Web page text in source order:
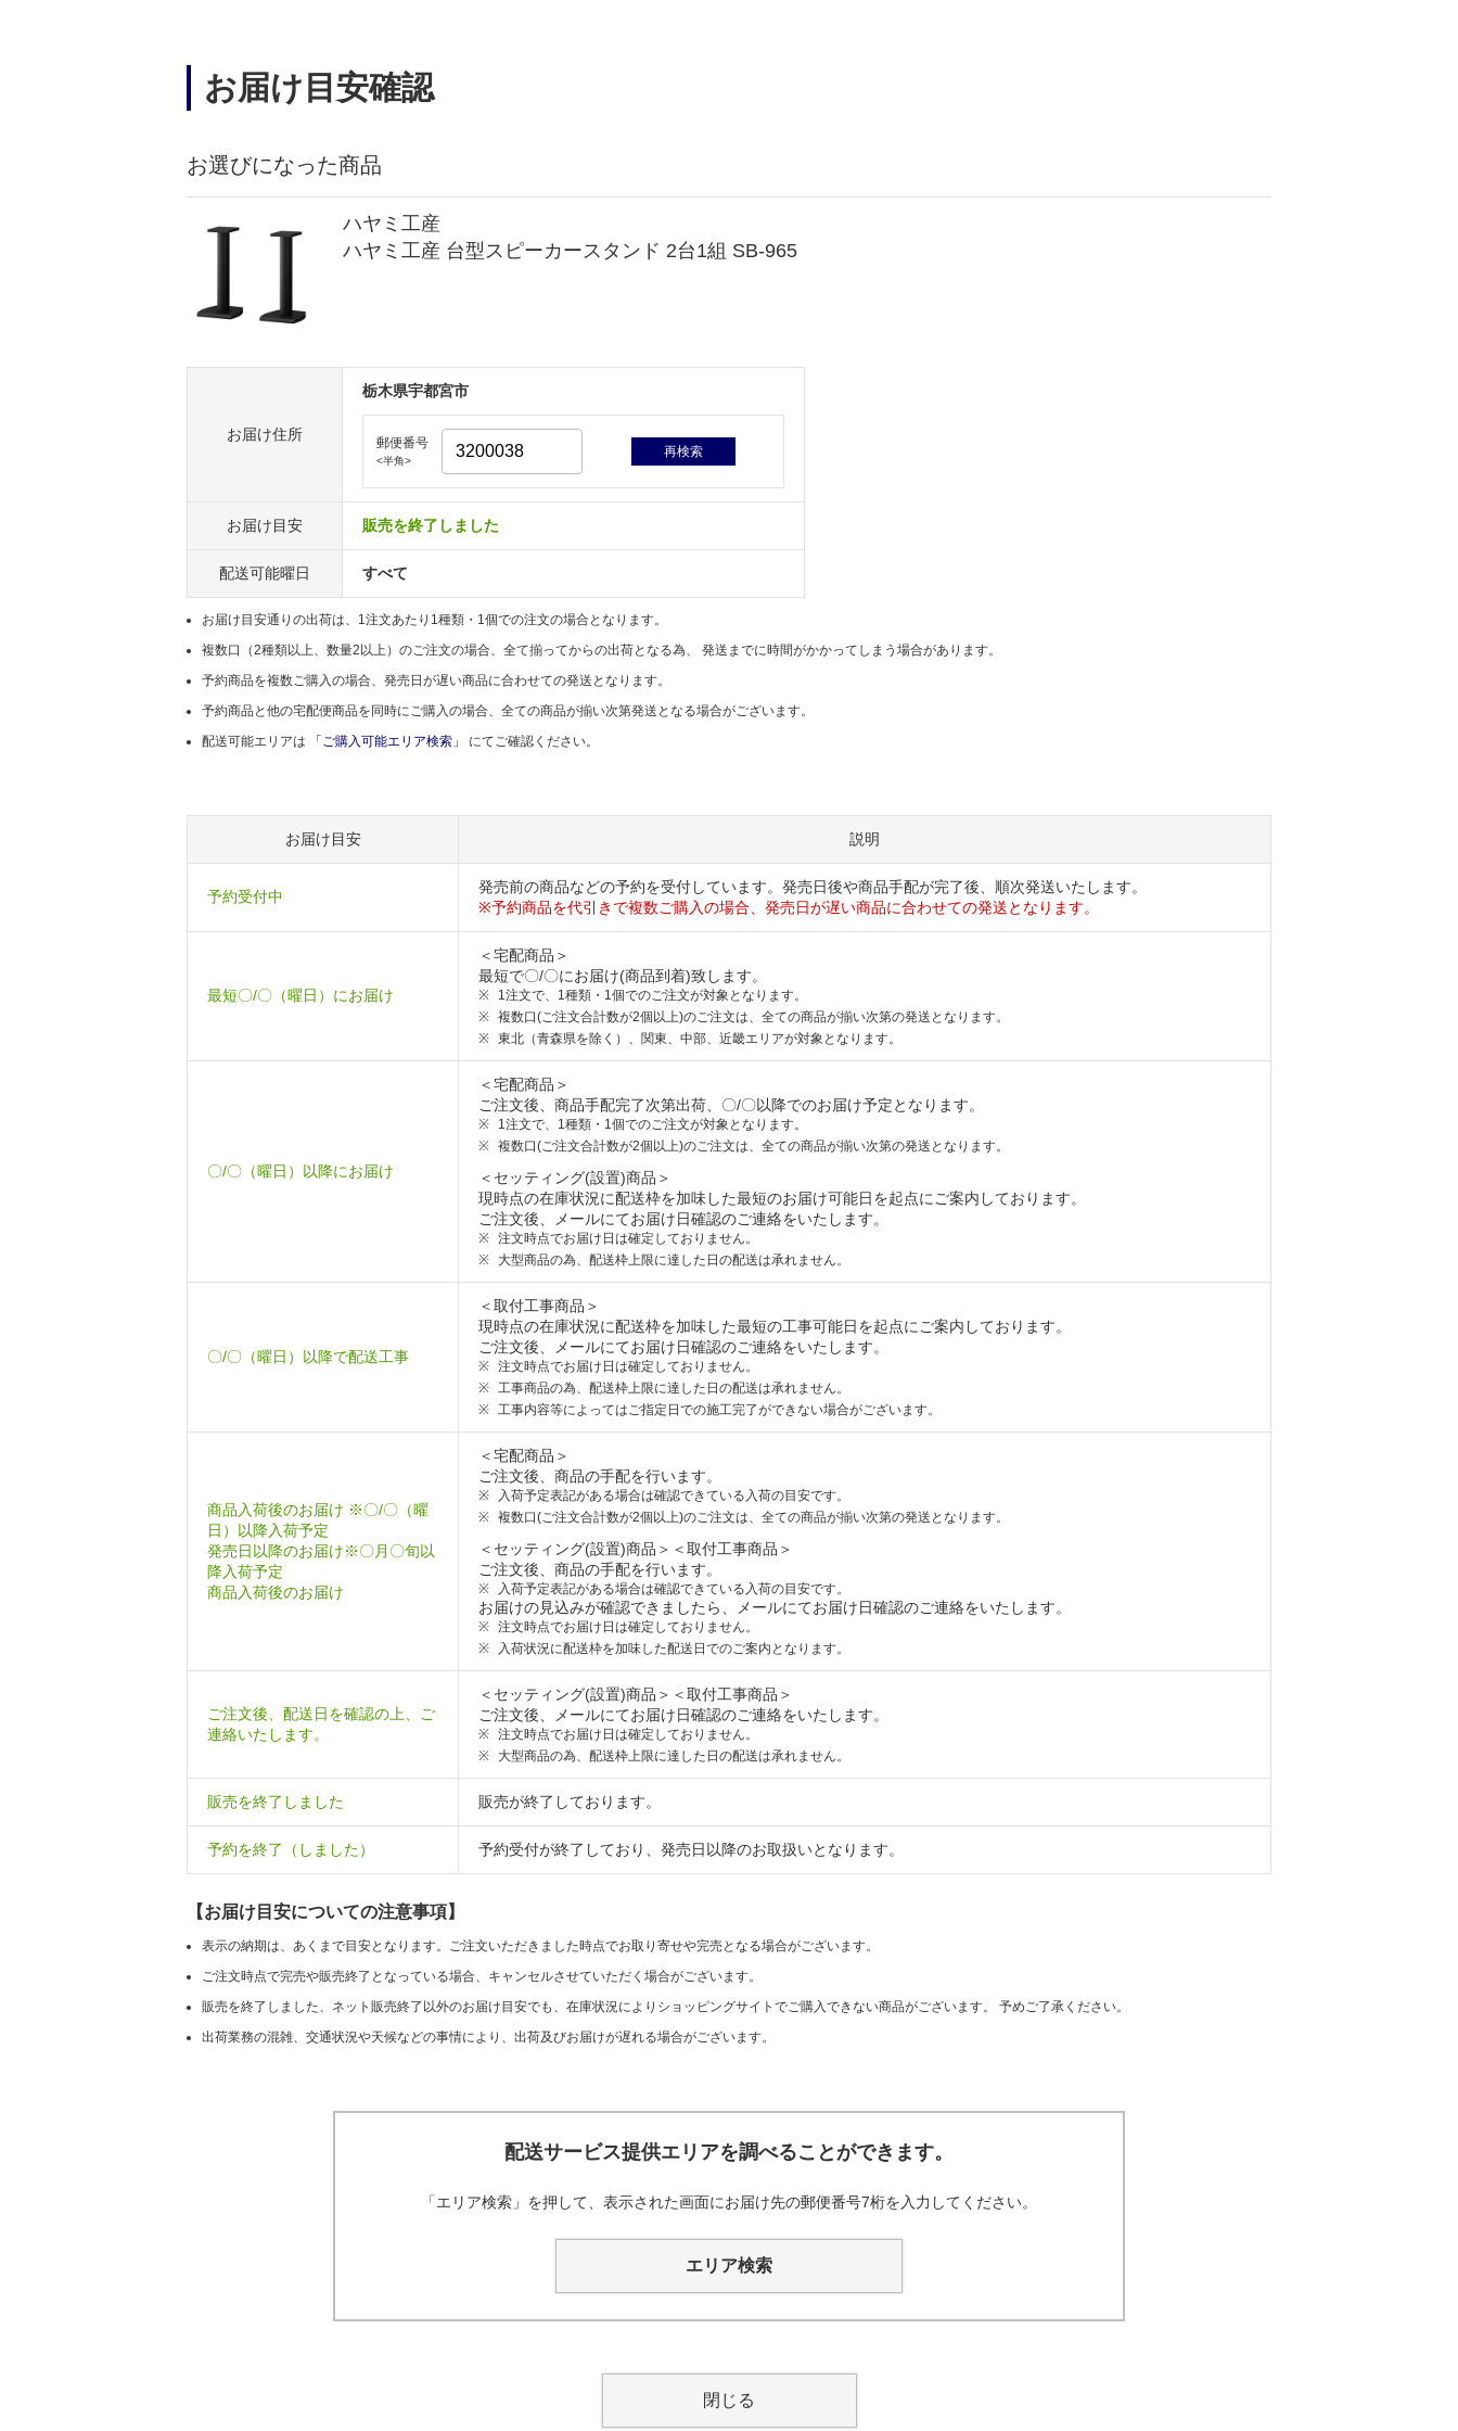
お届け目安確認
お選びになった商品
ハヤミ工産
ハヤミ工産 台型スピーカースタンド 2台1組 SB-965
お届け住所
栃木県宇都宮市
郵便番号
<半角>
再検索
お届け目安 販売を終了しました
配送可能曜日 すべて
お届け目安通りの出荷は、1注文あたり1種類・1個での注文の場合となります。
複数口（2種類以上、数量2以上）のご注文の場合、全て揃ってからの出荷となる為、 発送までに時間がかかってしまう場合があります。
予約商品を複数ご購入の場合、発売日が遅い商品に合わせての発送となります。
予約商品と他の宅配便商品を同時にご購入の場合、全ての商品が揃い次第発送となる場合がございます。
配送可能エリアは
「ご購入可能エリア検索」 にてご確認ください。
お届け目安 説明
予約受付中
発売前の商品などの予約を受付しています。発売日後や商品手配が完了後、順次発送いたします。
※予約商品を代引きで複数ご購入の場合、発売日が遅い商品に合わせての発送となります。
最短〇/〇（曜日）にお届け
＜宅配商品＞
最短で〇/〇にお届け(商品到着)致します。
1注文で、1種類・1個でのご注文が対象となります。
複数口(ご注文合計数が2個以上)のご注文は、全ての商品が揃い次第の発送となります。
東北（青森県を除く）、関東、中部、近畿エリアが対象となります。
〇/〇（曜日）以降にお届け
＜宅配商品＞
ご注文後、商品手配完了次第出荷、〇/〇以降でのお届け予定となります。
1注文で、1種類・1個でのご注文が対象となります。
複数口(ご注文合計数が2個以上)のご注文は、全ての商品が揃い次第の発送となります。
＜セッティング(設置)商品＞
現時点の在庫状況に配送枠を加味した最短のお届け可能日を起点にご案内しております。
ご注文後、メールにてお届け日確認のご連絡をいたします。
注文時点でお届け日は確定しておりません。
大型商品の為、配送枠上限に達した日の配送は承れません。
〇/〇（曜日）以降で配送工事
＜取付工事商品＞
現時点の在庫状況に配送枠を加味した最短の工事可能日を起点にご案内しております。
ご注文後、メールにてお届け日確認のご連絡をいたします。
注文時点でお届け日は確定しておりません。
工事商品の為、配送枠上限に達した日の配送は承れません。
工事内容等によってはご指定日での施工完了ができない場合がございます。
商品入荷後のお届け ※〇/〇（曜
日）以降入荷予定
発売日以降のお届け※〇月〇旬以
降入荷予定
商品入荷後のお届け
＜宅配商品＞
ご注文後、商品の手配を行います。
入荷予定表記がある場合は確認できている入荷の目安です。
複数口(ご注文合計数が2個以上)のご注文は、全ての商品が揃い次第の発送となります。
＜セッティング(設置)商品＞＜取付工事商品＞
ご注文後、商品の手配を行います。
入荷予定表記がある場合は確認できている入荷の目安です。
お届けの見込みが確認できましたら、メールにてお届け日確認のご連絡をいたします。
注文時点でお届け日は確定しておりません。
入荷状況に配送枠を加味した配送日でのご案内となります。
ご注文後、配送日を確認の上、ご
連絡いたします。
＜セッティング(設置)商品＞＜取付工事商品＞
ご注文後、メールにてお届け日確認のご連絡をいたします。
注文時点でお届け日は確定しておりません。
大型商品の為、配送枠上限に達した日の配送は承れません。
販売を終了しました 販売が終了しております。
予約を終了（しました） 予約受付が終了しており、発売日以降のお取扱いとなります。
【お届け目安についての注意事項】
表示の納期は、あくまで目安となります。ご注文いただきました時点でお取り寄せや完売となる場合がございます。
ご注文時点で完売や販売終了となっている場合、キャンセルさせていただく場合がございます。
販売を終了しました、ネット販売終了以外のお届け目安でも、在庫状況によりショッピングサイトでご購入できない商品がございます。 予めご了承ください。
出荷業務の混雑、交通状況や天候などの事情により、出荷及びお届けが遅れる場合がございます。
配送サービス提供エリアを調べることができます。
「エリア検索」を押して、表示された画面にお届け先の郵便番号7桁を入力してください。
エリア検索
閉じる